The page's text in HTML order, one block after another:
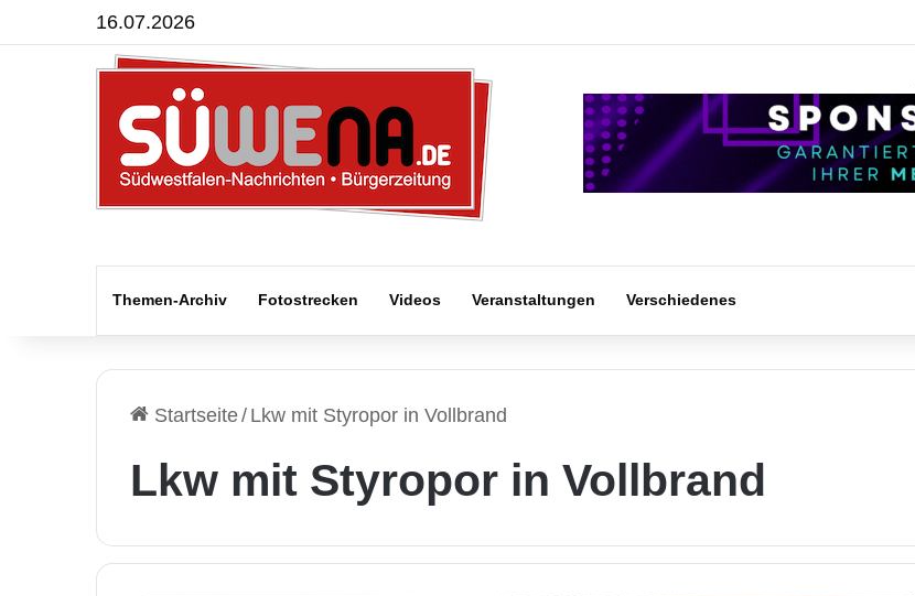
16.07.2026
Themen-Archiv Fotostrecken Videos Veranstaltungen Verschiedenes
Startseite/ Lkw mit Styropor in Vollbrand
Lkw mit Styropor in Vollbrand